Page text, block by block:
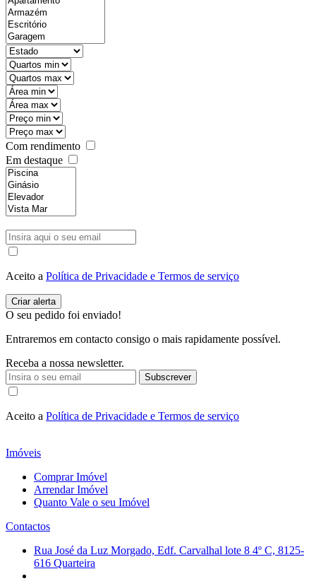
Com rendimento
Em destaque
Aceito a Política de Privacidade e Termos de serviço
O seu pedido foi enviado!
Entraremos em contacto consigo o mais rapidamente possível.
Receba a nossa newsletter.
Subscrever
Aceito a Política de Privacidade e Termos de serviço
Imóveis
Comprar Imóvel
Arrendar Imóvel
Quanto Vale o seu Imóvel
Contactos
Rua José da Luz Morgado, Edf. Carvalhal lote 8 4º C, 8125-
616 Quarteira